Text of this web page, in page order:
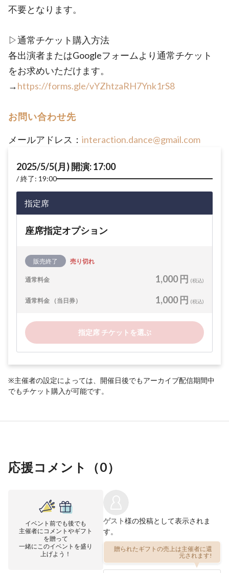
不要となります。
▷通常チケット購入方法
各出演者またはGoogleフォームより通常チケット
をお求めいただけます。
→https://forms.gle/vYZhtzaRH7Ynk1rS8
お問い合わせ先
メールアドレス： interaction.dance@gmail.com
2025/5/5(月) 開演: 17:00
終了: 19:00
指定席
座席指定オプション
販売終了 売り切れ
通常料金 1,000 円 (税込)
通常料金 （当日券） 1,000 円 (税込)
指定席 チケットを選ぶ
※主催者の設定によっては、開催日後でもアーカイブ配信期間中
でもチケット購入が可能です。
応援コメント（0）
イベント前でも後でも
主催者にコメントやギフト
を贈って
一緒にこのイベントを盛り
上げよう！
ゲスト様の投稿として表示されま
す。
贈られたギフトの売上は主催者に還
元されます!